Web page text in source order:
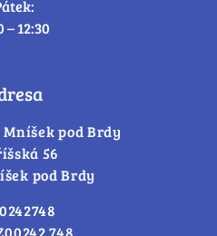
– 12:30
pod Brdy
56
pod Brdy
748